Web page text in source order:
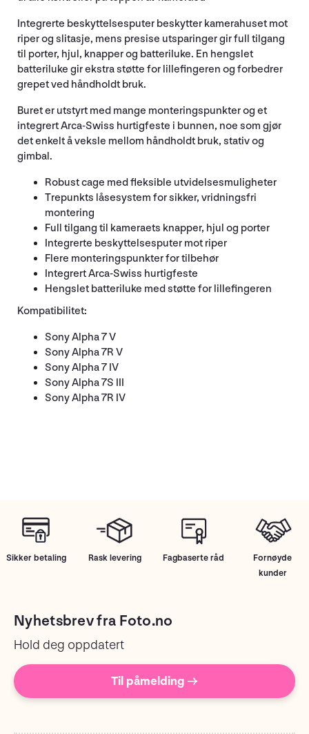
Integrerte beskyttelsesputer beskytter kamerahuset mot
riper og slitasje, mens presise utsparinger gir full tilgang
til porter, hjul, knapper og batteriluke. En hengslet
batteriluke gir ekstra støtte for lillefingeren og forbedrer
grepet ved håndholdt bruk.
Buret er utstyrt med mange monteringspunkter og et
integrert Arca-Swiss hurtigfeste i bunnen, noe som gjør
det enkelt å veksle mellom håndholdt bruk, stativ og
gimbal.
Robust cage med fleksible utvidelsesmuligheter
Trepunkts låsesystem for sikker, vridningsfri
montering
Full tilgang til kameraets knapper, hjul og porter
Integrerte beskyttelsesputer mot riper
Flere monteringspunkter for tilbehør
Integrert Arca-Swiss hurtigfeste
Hengslet batteriluke med støtte for lillefingeren
Kompatibilitet:
Sony Alpha 7 V
Sony Alpha 7R V
Sony Alpha 7 IV
Sony Alpha 7S III
Sony Alpha 7R IV
Sikker betaling Rask levering Fagbaserte råd
Fornøyde
kunder
Nyhetsbrev fra Foto.no
Hold deg oppdatert
Til påmelding →